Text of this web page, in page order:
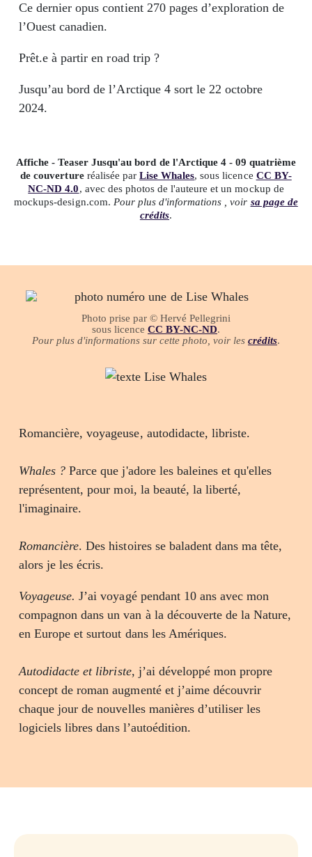
Ce dernier opus contient 270 pages d’exploration de
l’Ouest canadien.
Prêt.e à partir en road trip ?
Jusqu’au bord de l’Arctique 4 sort le 22 octobre
2024.
Affiche - Teaser Jusqu'au bord de l'Arctique 4 - 09 quatrième
de couvertureréalisée par Lise Whales, sous licence CC BY-
NC-ND 4.0, avec des photos de l'auteure et un mockup de
mockups-design.com. Pour plus d'informations , voir sa page de
crédits.
Photo prise par © Hervé Pellegrini
sous licence CC BY-NC-ND.
Pour plus d'informations sur cette photo, voir les crédits.
Romancière, voyageuse, autodidacte, libriste.
Whales ? Parce que j'adore les baleines et qu'elles
représentent, pour moi, la beauté, la liberté,
l'imaginaire.
Romancière. Des histoires se baladent dans ma tête,
alors je les écris.
Voyageuse. J’ai voyagé pendant 10 ans avec mon
compagnon dans un van à la découverte de la Nature,
en Europe et surtout dans les Amériques.
Autodidacte et libriste, j’ai développé mon propre
concept de roman augmenté et j’aime découvrir
chaque jour de nouvelles manières d’utiliser les
logiciels libres dans l’autoédition.